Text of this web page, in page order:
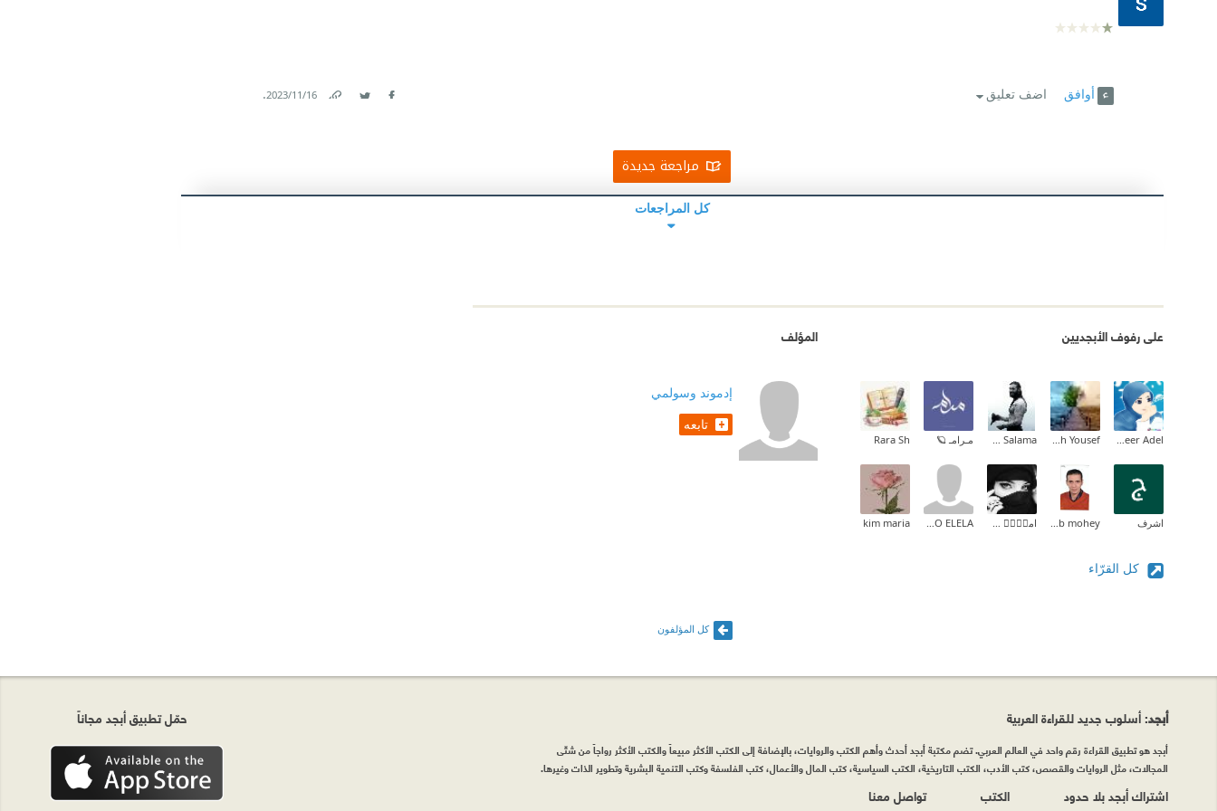
16‏/11‏/2023
. أوافق اضف تعليق
مراجعة جديدة
كل المراجعات
على رفوف الأبجديين
Abeer Adel
Farah Yousef
Karam Salama مـرامـ 🪐 Rara Sh
اشرف ehab mohey امہٰ۫۬ رٰ۫۬ضہٰ۫۬ا Mohamed ABO ELELA
kim maria
كل القرّاء
المؤلف
إدموند وسولمي
تابعه
كل المؤلفون
حمّل تطبيق أبجد مجاناً أبجد: أسلوب جديد للقراءة العربية
أبجد هو تطبيق القراءة رقم واحد في العالم العربي. تضم مكتبة أبجد أحدث وأهم الكتب والروايات، بالإضافة إلى الكتب الأكثر مبيعاً والكتب الأكثر رواجاً من شتّى
المجالات، مثل الروايات والقصص، كتب الأدب، الكتب التاريخية، الكتب السياسية، كتب المال والأعمال، كتب الفلسفة وكتب التنمية البشرية وتطوير الذات وغيرها.
اشتراك أبجد بلا حدود الكتب تواصل معنا